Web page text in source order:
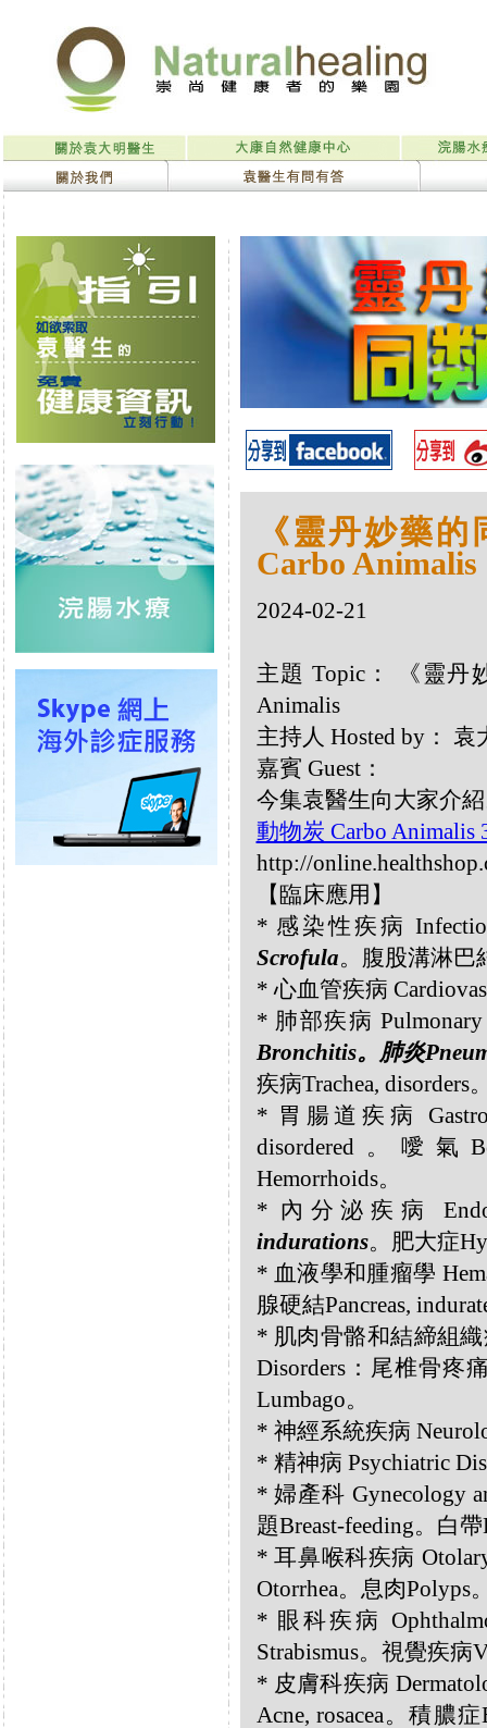
《靈丹妙藥
Carbo Animalis
2024-02-21
主題 Topic： 《靈丹
Animalis
主持人 Hosted by：
嘉賓 Guest：
今集袁醫生向大家介
動物炭 Carbo Animalis
http://
【臨床應用】
* 感染性疾病
Scrofula。腹股溝淋巴
* 心血管疾病
* 肺部疾病 Pulmonary
Bronchitis。肺炎
疾病Trachea, disorders
* 胃腸道疾病
disordered。噯氣
Hemorrhoids。
* 內分泌疾病
indurations。肥大症
* 血液學和腫瘤學
腺硬結Pancreas,
* 肌肉骨骼和結締組織
Disorders：尾椎骨疼
Lumbago。
* 神經系統疾病
* 精神病 Psychiatric
* 婦產科 Gynecology
題Breast-feeding。白
* 耳鼻喉科疾病
Otorrhea。息肉Polyps
* 眼科疾病
Strabismus。視覺疾病
* 皮膚科疾病
Acne, rosacea。積膿